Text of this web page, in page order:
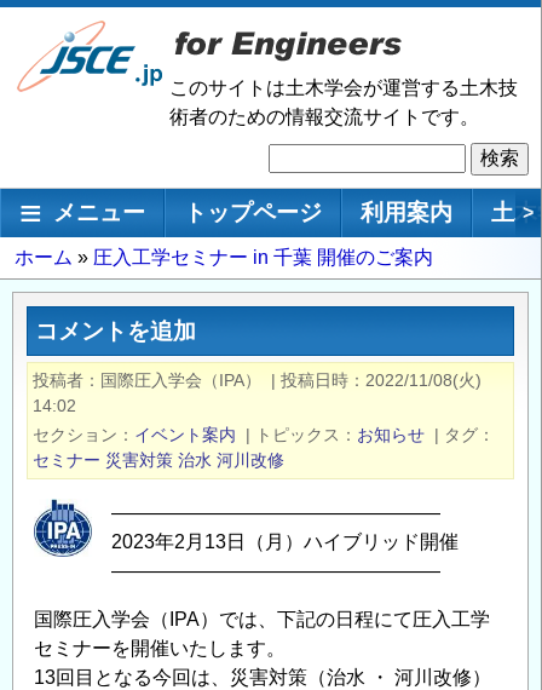
メ
ン
移
このサイトは土木学会が運営する土木技
術者のための情報交流サイトです。
索
メインナビゲーション
メニュー トップページ 利用案内 土 >
パ
ン
ず
ホーム 圧入工学セミナー in 千葉 開催のご案内
コメントを追加
投稿者 国際圧入学会（IPA） | 投稿日時
2022/11/08(火)
14:02
セクション
イベント案内 | トピックス お知らせ | タグ
セミナー 災害対策 治水 河川改修
―――――――――――――――――
2023年2月13日（月）ハイブリッド開催
―――――――――――――――――
国際圧入学会（IPA）では、下記の日程にて圧入工学
セミナーを開催いたします。
13回目となる今回は、災害対策（治水 ・ 河川改修）